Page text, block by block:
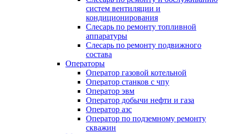
систем вентиляции и
кондиционирования
Слесарь по ремонту топливной
аппаратуры
Слесарь по ремонту подвижного
состава
Операторы
Оператор газовой котельной
Оператор станков с чпу
Оператор эвм
Оператор добычи нефти и газа
Оператор азс
Оператор по подземному ремонту
скважин